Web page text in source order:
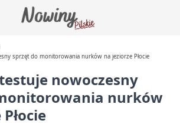
sprzęt do monitorowania nurków na jeziorze Płocie
testuje nowoczesny
nurków